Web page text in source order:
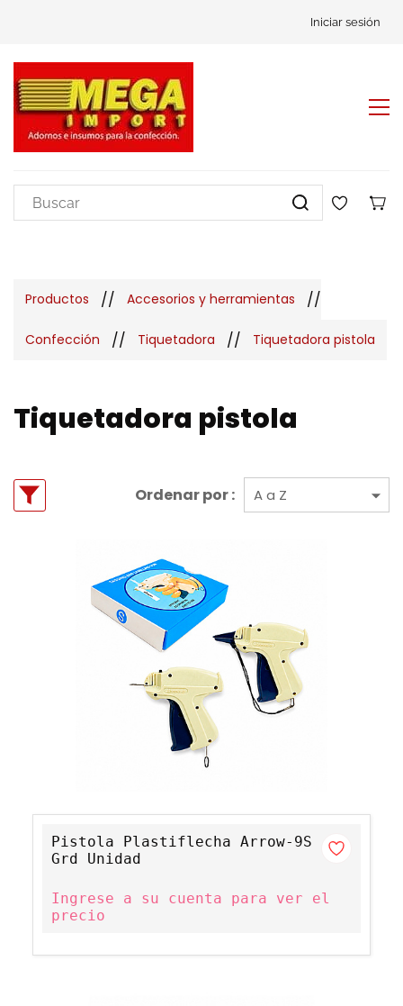
Iniciar sesión
Productos // Accesorios y herramientas //
Confección // Tiquetadora // Tiquetadora pistola
Tiquetadora pistola
Ordenar por :
Pistola Plastiflecha Arrow-9S
Grd Unidad
Ingrese a su cuenta para ver el
precio